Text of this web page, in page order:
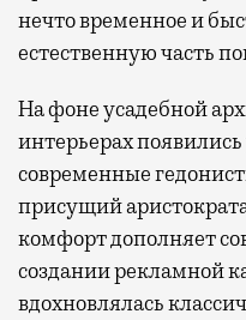
нечто временное и
естественную часть
На фоне усадебной
интерьерах
современные
присущий
комфорт дополняет
создании рекламной
вдохновлялась